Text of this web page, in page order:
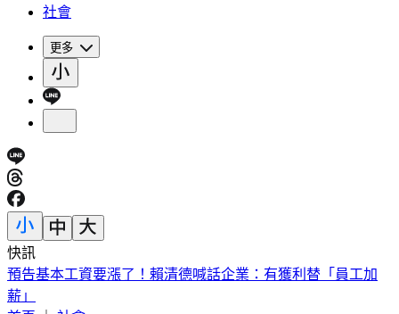
社會
更多
快訊
5年前爆校園霸凌！韓男星現身菲律賓近況曝
首頁